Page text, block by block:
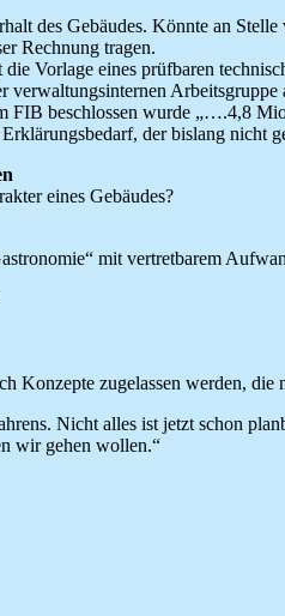
des Gebäudes. Könnte an
Rechnung tragen.
Vorlage eines prüfbaren
verwaltungsinternen
FIB beschlossen wurde „….4,8
der bislang nicht
eines Gebäudes?
mit vertretbarem
Konzepte zugelassen werden,
Nicht alles ist jetzt schon
wir gehen wollen.“